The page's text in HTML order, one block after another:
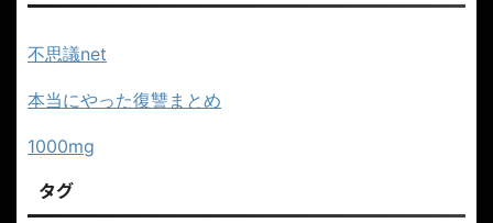
不思議net
本当にやった復讐まとめ
1000mg
タグ